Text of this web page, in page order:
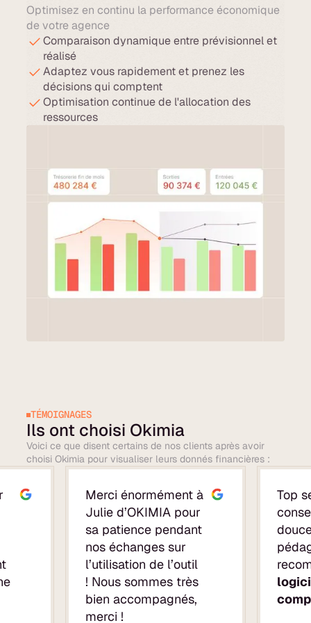
Optimisez en continu la performance économique
de votre agence
Comparaison dynamique entre prévisionnel et
réalisé
Adaptez vous rapidement et prenez les
décisions qui comptent
Optimisation continue de l'allocation des
ressources
TÉMOIGNAGES
Ils ont choisi Okimia
Voici ce que disent certains de nos clients après avoir
choisi Okimia pour visualiser leurs donnés financières :
Merci énormément à
Julie d’OKIMIA pour
sa patience pendant
nos échanges sur
l’utilisation de l’outil
! Nous sommes très
bien accompagnés,
merci !
Top